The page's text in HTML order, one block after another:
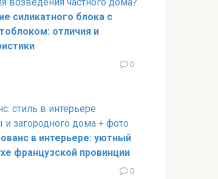
силикатного блока с
отличия и
0
в интерьере: уютный
французской провинции
0